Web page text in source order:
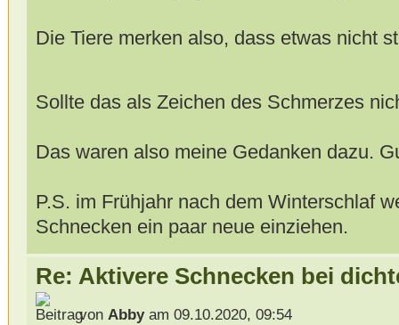
Die Tiere merken also, dass etwas nicht
Sollte das als Zeichen des Schmerzes
Das waren also meine Gedanken dazu.
P.S. im Frühjahr nach dem Winterschlaf
Schnecken ein paar neue einziehen.
Re: Aktivere Schnecken bei
von Abbyam 09.10.2020, 09:54